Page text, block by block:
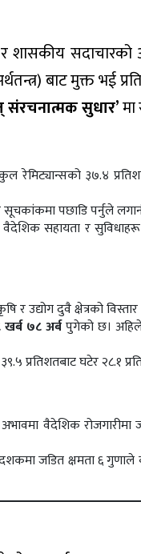
र शासकीय
बाट मुक्त भई
संरचनात्मक सुधार’
रेमिट्यान्सको ३७.४
सूचकांकमा पछाडि पर्नुले
सहायता र
उद्योग दुवै क्षेत्रको
खर्ब ७८ अर्बपुगेको छ।
प्रतिशतबाट घटेर २८.१
वैदेशिक
जडित क्षमता ६